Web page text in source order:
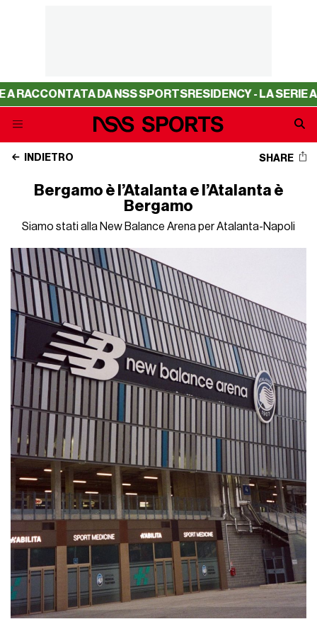
DA NSS SPORTSRESIDENCY - LA SERIE A
INDIETRO SHARE
Bergamo è l’Atalanta e l’Atalanta è
Bergamo
Siamo stati alla New Balance Arena per Atalanta-Napoli